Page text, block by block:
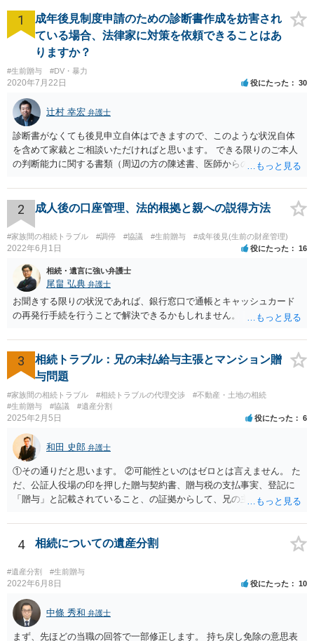
1
成年後見制度申請のための診断書作成を妨害され
ている場合、法律家に対策を依頼できることはあ
りますか？
#生前贈与 #DV・暴力
2020年7月22日 役にたった 30
辻村 幸宏 弁護士
診断書がなくても後見申立自体はできますので、このような状況自体
を含めて家裁とご相談いただければと思います。 できる限りのご本人
の判断能力に関する書類（周辺の方の陳述書、医師からの聴取書等）
をしていただければそこから先は進むのではないかと存じます。 ま
た、Aさんの意向を酌みすぎるあまりに後見申立ができない状況にして
いる施設の問題もありますので、当該地域の地域包括支援センターに
ご相談されるのもひとつの方法です。
2 成人後の口座管理、法的根拠と親への説得方法
#家族間の相続トラブル #調停 #協議 #生前贈与 #成年後見(生前の財産管理)
2022年6月1日 役にたった 16
相続・遺言に強い弁護士
尾畠 弘典 弁護士
お聞きする限りの状況であれば、銀行窓口で通帳とキャッシュカード
の再発行手続を行うことで解決できるかもしれません。
3
相続トラブル：兄の未払給与主張とマンション贈
与問題
#家族間の相続トラブル #相続トラブルの代理交渉
#不動産・土地の相続
#生前贈与
#協議 #遺産分割
2025年2月5日 役にたった 6
和田 史郎 弁護士
①その通りだと思います。 ②可能性といのはゼロとは言えません。 た
だ、公証人役場の印を押した贈与契約書、贈与税の支払事実、登記に
「贈与」と記載されていること、の証拠からして、兄の主張は通らな
わなければ、遺産分割調停を申し立てて進めるのがベターのような気
がしますね。
4 相続についての遺産分割
#遺産分割 #生前贈与
2022年6月8日 役にたった 10
中條 秀和 弁護士
まず、先ほどの当職の回答で一部修正します。 持ち戻し免除の意思表